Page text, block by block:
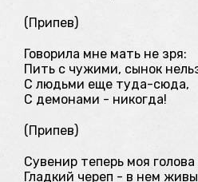
(Припев)
Говорила мне мать не зря:
Пить с чужими, сынок
С людьми еще туда-сюда,
С демонами - никогда!
(Припев)
Сувенир теперь моя
Гладкий череп - в нем